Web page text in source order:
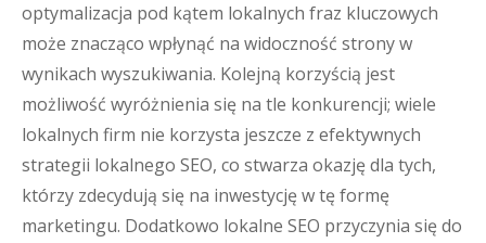
optymalizacja pod kątem lokalnych fraz kluczowych
może znacząco wpłynąć na widoczność strony w
wynikach wyszukiwania. Kolejną korzyścią jest
możliwość wyróżnienia się na tle konkurencji; wiele
lokalnych firm nie korzysta jeszcze z efektywnych
strategii lokalnego SEO, co stwarza okazję dla tych,
którzy zdecydują się na inwestycję w tę formę
marketingu. Dodatkowo lokalne SEO przyczynia się do